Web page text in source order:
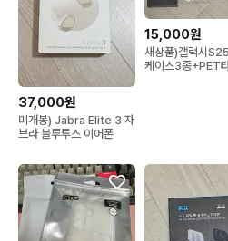
37,000원
미개봉) Jabra Elite 3 자
브라 블루투스 이어폰
15,000원
새상품)갤럭시
케이스3종+PET